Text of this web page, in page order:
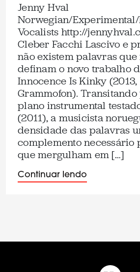
Jenny Hval
Norwegian/
Vocalists http://
Cleber Facchi Lascivo e
não existem palavras
definam o novo trabalho
Innocence Is Kinky (2013,
Grammofon).
plano instrumental
(2011), a musicista
densidade das palavras
complemento necessário
que mergulham em […]
Continuar lendo